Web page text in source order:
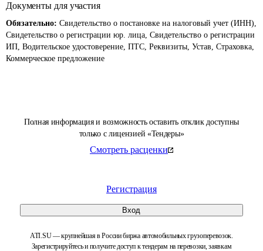
Полная информация и возможность оставить отклик доступны
только с лицензией «Тендеры»
Смотреть расценки
Регистрация
Вход
ATI.SU — крупнейшая в России биржа автомобильных грузоперевозок.
Зарегистрируйтесь и получите доступ к тендерам на перевозки, заявкам
Документы для участия
Обязательно: Свидетельство о постановке на налоговый учет (ИНН),
Свидетельство о регистрации юр. лица, Свидетельство о регистрации
ИП, Водительское удостоверение, ПТС, Реквизиты, Устав, Страховка,
Коммерческое предложение